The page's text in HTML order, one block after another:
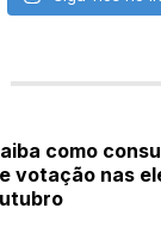
como
votação nas